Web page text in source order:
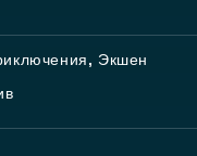
, Экшен